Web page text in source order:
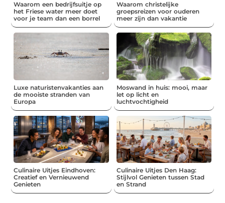
Waarom een bedrijfsuitje op
het Friese water meer doet
voor je team dan een borrel
Waarom christelijke
groepsreizen voor ouderen
meer zijn dan vakantie
Luxe naturistenvakanties aan
de mooiste stranden van
Europa
Moswand in huis: mooi, maar
let op licht en
luchtvochtigheid
Culinaire Uitjes Eindhoven:
Creatief en Vernieuwend
Genieten
Culinaire Uitjes Den Haag:
Stijlvol Genieten tussen Stad
en Strand